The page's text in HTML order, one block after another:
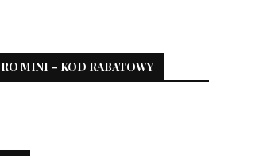
MINI – KOD RABATOWY